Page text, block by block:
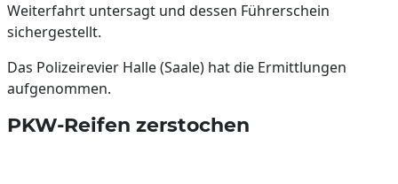
Weiterfahrt untersagt und dessen Führerschein
sichergestellt.
Das Polizeirevier Halle (Saale) hat die Ermittlungen
aufgenommen.
PKW-Reifen zerstochen